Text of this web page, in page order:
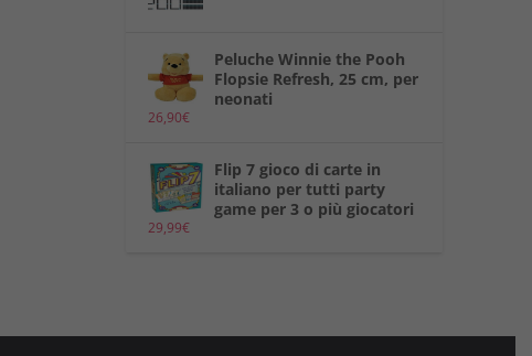
Peluche Winnie the Pooh
Flopsie Refresh, 25 cm, per
neonati
26,90€
Flip 7 gioco di carte in
italiano per tutti party
game per 3 o più giocatori
29,99€